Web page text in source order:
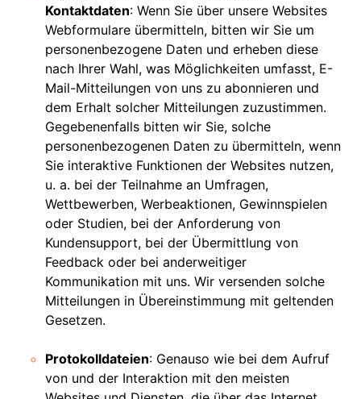
Kontaktdaten: Wenn Sie über unsere Websites
Webformulare übermitteln, bitten wir Sie um
personenbezogene Daten und erheben diese
nach Ihrer Wahl, was Möglichkeiten umfasst, E-
Mail-Mitteilungen von uns zu abonnieren und
dem Erhalt solcher Mitteilungen zuzustimmen.
Gegebenenfalls bitten wir Sie, solche
personenbezogenen Daten zu übermitteln, wenn
Sie interaktive Funktionen der Websites nutzen,
u. a. bei der Teilnahme an Umfragen,
Wettbewerben, Werbeaktionen, Gewinnspielen
oder Studien, bei der Anforderung von
Kundensupport, bei der Übermittlung von
Feedback oder bei anderweitiger
Kommunikation mit uns. Wir versenden solche
Mitteilungen in Übereinstimmung mit geltenden
Gesetzen.
Protokolldateien: Genauso wie bei dem Aufruf
von und der Interaktion mit den meisten